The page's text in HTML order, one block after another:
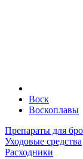
Воск
Воскоплавы
Препараты для
Уходовые средства
Расходники